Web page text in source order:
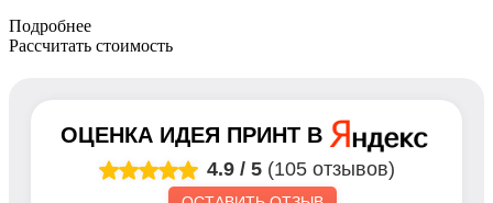
Подробнее
Рассчитать стоимость
ОЦЕНКА ИДЕЯ ПРИНТ В
4.9 / 5 (105 отзывов)